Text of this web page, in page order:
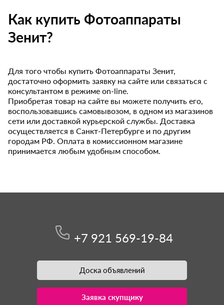
Как купить Фотоаппараты
Зенит?
Для того чтобы купить Фотоаппараты Зенит,
достаточно оформить заявку на сайте или связаться с
консультантом в режиме on-line.
Приобретая товар на сайте вы можете получить его,
воспользовавшись самовывозом, в одном из магазинов
сети или доставкой курьерской службы. Доставка
осуществляется в Санкт-Петербурге и по другим
городам РФ. Оплата в комиссионном магазине
принимается любым удобным способом.
+7 921 569-19-84
Доска объявлений
Заявка скупщику